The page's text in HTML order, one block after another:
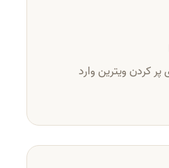
کردن ویترین وارد